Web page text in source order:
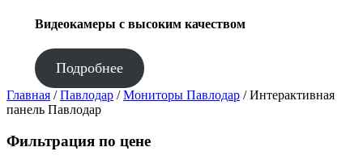
Видеокамеры с высоким качеством
Подробнее
Главная /Павлодар /Мониторы Павлодар / Интерактивная
панель Павлодар
Фильтрация по цене